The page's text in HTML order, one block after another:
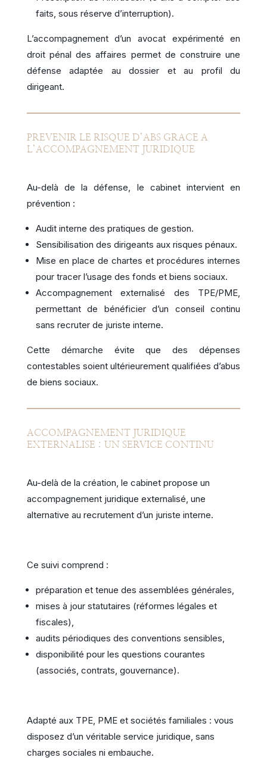
faits, sous réserve d’interruption).
L’accompagnement d’un avocat expérimenté en
droit pénal des affaires permet de construire une
défense adaptée au dossier et au profil du
dirigeant.
PREVENIR LE RISQUE D’ABS GRACE A
L’ACCOMPAGNEMENT JURIDIQUE
Au-delà de la défense, le cabinet intervient en
prévention :
Audit interne des pratiques de gestion.
Sensibilisation des dirigeants aux risques pénaux.
Mise en place de chartes et procédures internes
pour tracer l’usage des fonds et biens sociaux.
Accompagnement externalisé des TPE/PME,
permettant de bénéficier d’un conseil continu
sans recruter de juriste interne.
Cette démarche évite que des dépenses
contestables soient ultérieurement qualifiées d’abus
de biens sociaux.
ACCOMPAGNEMENT JURIDIQUE
EXTERNALISE : UN SERVICE CONTINU
Au-delà de la création, le cabinet propose un
accompagnement juridique externalisé, une
alternative au recrutement d’un juriste interne.
Ce suivi comprend :
préparation et tenue des assemblées générales,
mises à jour statutaires (réformes légales et
fiscales),
audits périodiques des conventions sensibles,
disponibilité pour les questions courantes
(associés, contrats, gouvernance).
Adapté aux TPE, PME et sociétés familiales : vous
disposez d’un véritable service juridique, sans
charges sociales ni embauche.